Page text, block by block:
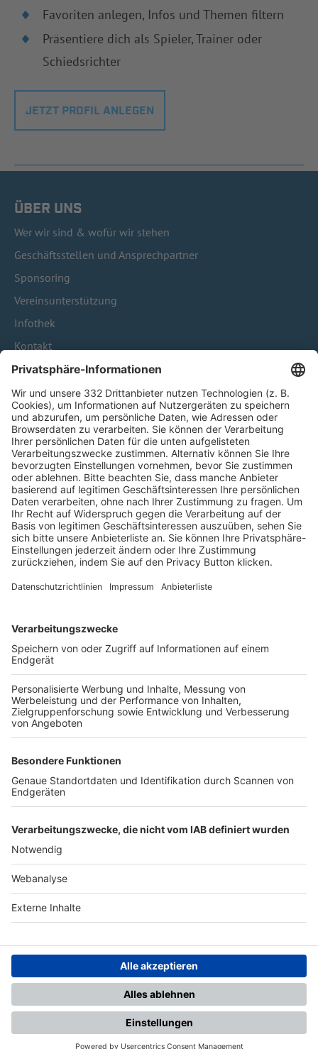
Favoriten anlegen, Infos und Themen filtern
Präsentiere dich als Spieler, Trainer oder
Schiedsrichter
JETZT PROFIL ANLEGEN
ÜBER UNS
Wer wir sind & wofür wir stehen
Geschäftsstellen und Ansprechpartner
Sponsoring
Vereinsunterstützung
Infothek
Kontakt
HÄUFIG BESUCHTE SEITEN
Pässe und Vereinswechsel
Trainerausbildung
Schulungsangebot Vereinsmitarbeiter
BFV-Geschäftsstellen
Trainerbörse
Login SpielPlus
FOLGE DEM BFV
TOP-VEREINE
TOP-PARTNER
Nutzungsbedingungen Datenschutz Impressum